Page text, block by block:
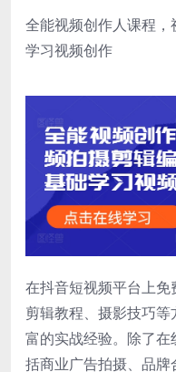
全能视频创作人课程
学习视频创作
在抖音短视频平台上免
剪辑教程、摄影技巧
富的实战经验。除了
括商业广告拍摄、品牌